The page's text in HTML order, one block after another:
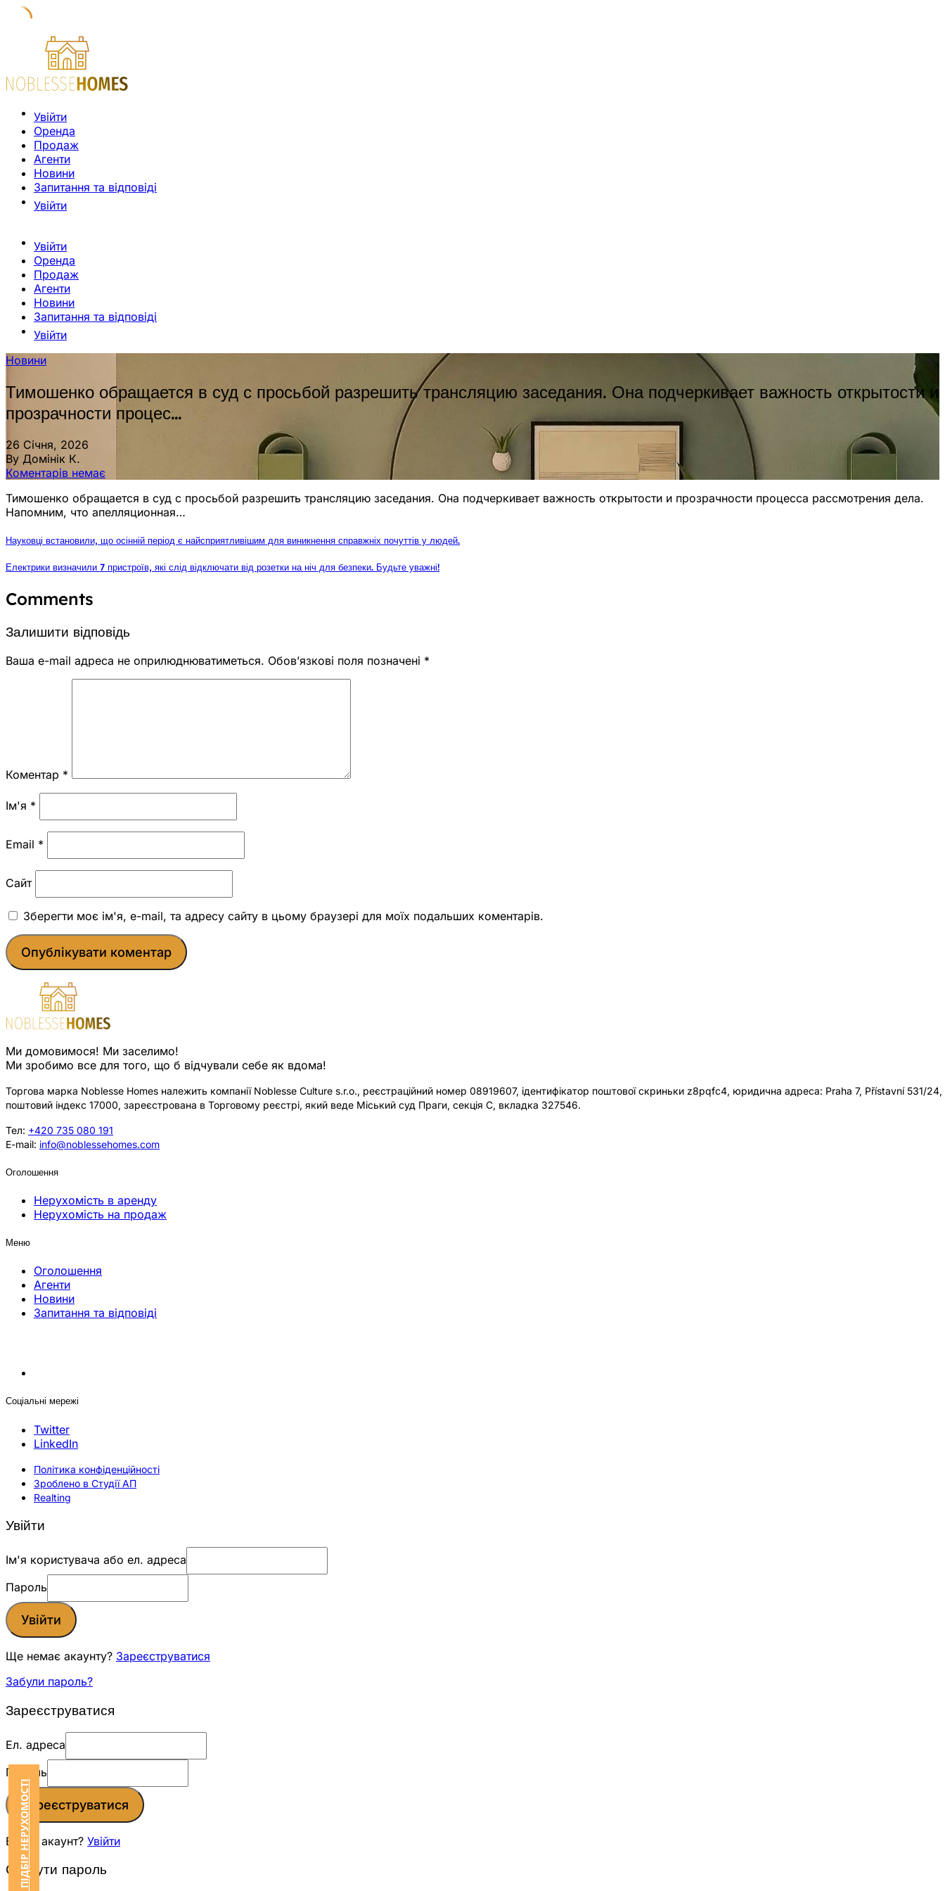
Увійти
Оренда
Продаж
Агенти
Новини
Запитання та відповіді
Увійти
Увійти
Оренда
Продаж
Агенти
Новини
Запитання та відповіді
Увійти
Новини
Тимошенко обращается в суд с просьбой разрешить трансляцию заседания. Она подчеркивает важность открытости и
прозрачности процес…
26 Січня, 2026
By Домінік К.
Коментарів немає
Тимошенко обращается в суд с просьбой разрешить трансляцию заседания. Она подчеркивает важность открытости и прозрачности процесса рассмотрения дела.
Напомним, что апелляционная…
Науковці встановили, що осінній період є найсприятливішим для виникнення справжніх почуттів у людей.
Електрики визначили 7 пристроїв, які слід відключати від розетки на ніч для безпеки. Будьте уважні!
Comments
Залишити відповідь
Ваша e-mail адреса не оприлюднюватиметься. Обов’язкові поля позначені *
Коментар *
Ім'я *
Email *
Сайт
Зберегти моє ім'я, e-mail, та адресу сайту в цьому браузері для моїх подальших коментарів.
Ми домовимося! Ми заселимо!
Ми зробимо все для того, що б відчували себе як вдома!
Торгова марка Noblesse Homes належить компанії Noblesse Culture s.r.o., реєстраційний номер 08919607, ідентифікатор поштової скриньки z8pqfc4, юридична адреса: Praha 7, Přístavní 531/24,
поштовий індекс 17000, зареєстрована в Торговому реєстрі, який веде Міський суд Праги, секція C, вкладка 327546.
Тел: +420 735 080 191
E-mail: info@noblessehomes.com
Оголошення
Нерухомість в аренду
Нерухомість на продаж
Меню
Оголошення
Агенти
Новини
Запитання та відповіді
Соціальні мережі
Twitter
LinkedIn
Політика конфіденційності
Зроблено в Студії АП
Realting
Увійти
Ім'я користувача або ел. адреса
Пароль
Увійти
Ще немає акаунту? Зареєструватися
Забули пароль?
Зареєструватися
Ел. адреса
Пароль
Зареєструватися
Вже є акаунт? Увійти
Скинути пароль